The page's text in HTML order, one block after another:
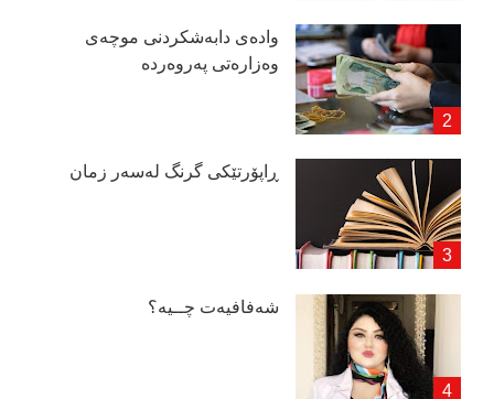
وادەی دابەشكردنی موچەی
وەزارەتی پەروەردە
ڕاپۆرتێكی گرنگ لەسەر زمان
شەفافیەت چــیە؟